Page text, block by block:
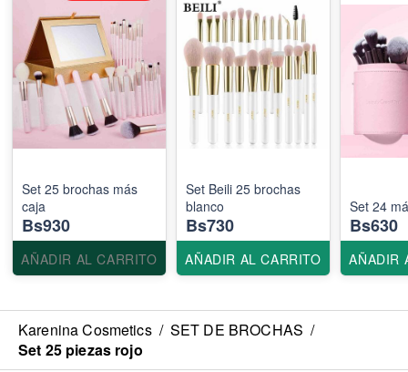
Set 25 brochas más
caja
Bs930
AÑADIR AL CARRITO
Set Beili 25 brochas
blanco
Bs730
AÑADIR AL CARRITO
Set 24
Bs630
AÑADIR
Karenina Cosmetics / SET DE BROCHAS /
Set 25 piezas rojo